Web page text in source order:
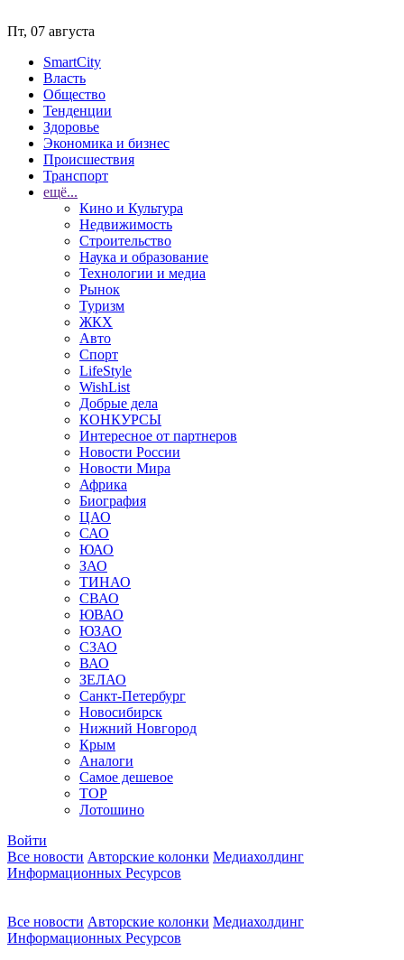
Пт, 07 августа
SmartCity
Власть
Общество
Тенденции
Здоровье
Экономика и бизнес
Происшествия
Транспорт
ещё...
Кино и Культура
Недвижимость
Строительство
Наука и образование
Технологии и медиа
Рынок
Туризм
ЖКХ
Авто
Спорт
LifeStyle
WishList
Добрые дела
КОНКУРСЫ
Интересное от партнеров
Новости России
Новости Мира
Африка
Биография
ЦАО
САО
ЮАО
ЗАО
ТИНАО
СВАО
ЮВАО
ЮЗАО
СЗАО
ВАО
ЗЕЛАО
Санкт-Петербург
Новосибирск
Нижний Новгород
Крым
Аналоги
Самое дешевое
TOP
Лотошино
Войти
Все новости Авторские колонки Медиахолдинг
Информационных Ресурсов
Все новости Авторские колонки Медиахолдинг
Информационных Ресурсов